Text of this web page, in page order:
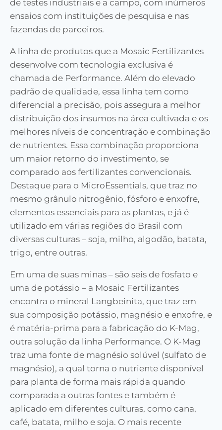
de testes industriais e a campo, com inúmeros
ensaios com instituições de pesquisa e nas
fazendas de parceiros.
A linha de produtos que a Mosaic Fertilizantes
desenvolve com tecnologia exclusiva é
chamada de Performance. Além do elevado
padrão de qualidade, essa linha tem como
diferencial a precisão, pois assegura a melhor
distribuição dos insumos na área cultivada e os
melhores níveis de concentração e combinação
de nutrientes. Essa combinação proporciona
um maior retorno do investimento, se
comparado aos fertilizantes convencionais.
Destaque para o MicroEssentials, que traz no
mesmo grânulo nitrogênio, fósforo e enxofre,
elementos essenciais para as plantas, e já é
utilizado em várias regiões do Brasil com
diversas culturas – soja, milho, algodão, batata,
trigo, entre outras.
Em uma de suas minas – são seis de fosfato e
uma de potássio – a Mosaic Fertilizantes
encontra o mineral Langbeinita, que traz em
sua composição potássio, magnésio e enxofre, e
é matéria-prima para a fabricação do K-Mag,
outra solução da linha Performance. O K-Mag
traz uma fonte de magnésio solúvel (sulfato de
magnésio), a qual torna o nutriente disponível
para planta de forma mais rápida quando
comparada a outras fontes e também é
aplicado em diferentes culturas, como cana,
café, batata, milho e soja. O mais recente